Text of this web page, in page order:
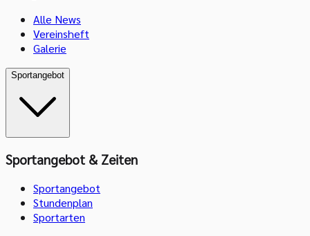
Alle News
Vereinsheft
Galerie
Sportangebot
Sportangebot & Zeiten
Sportangebot
Stundenplan
Sportarten